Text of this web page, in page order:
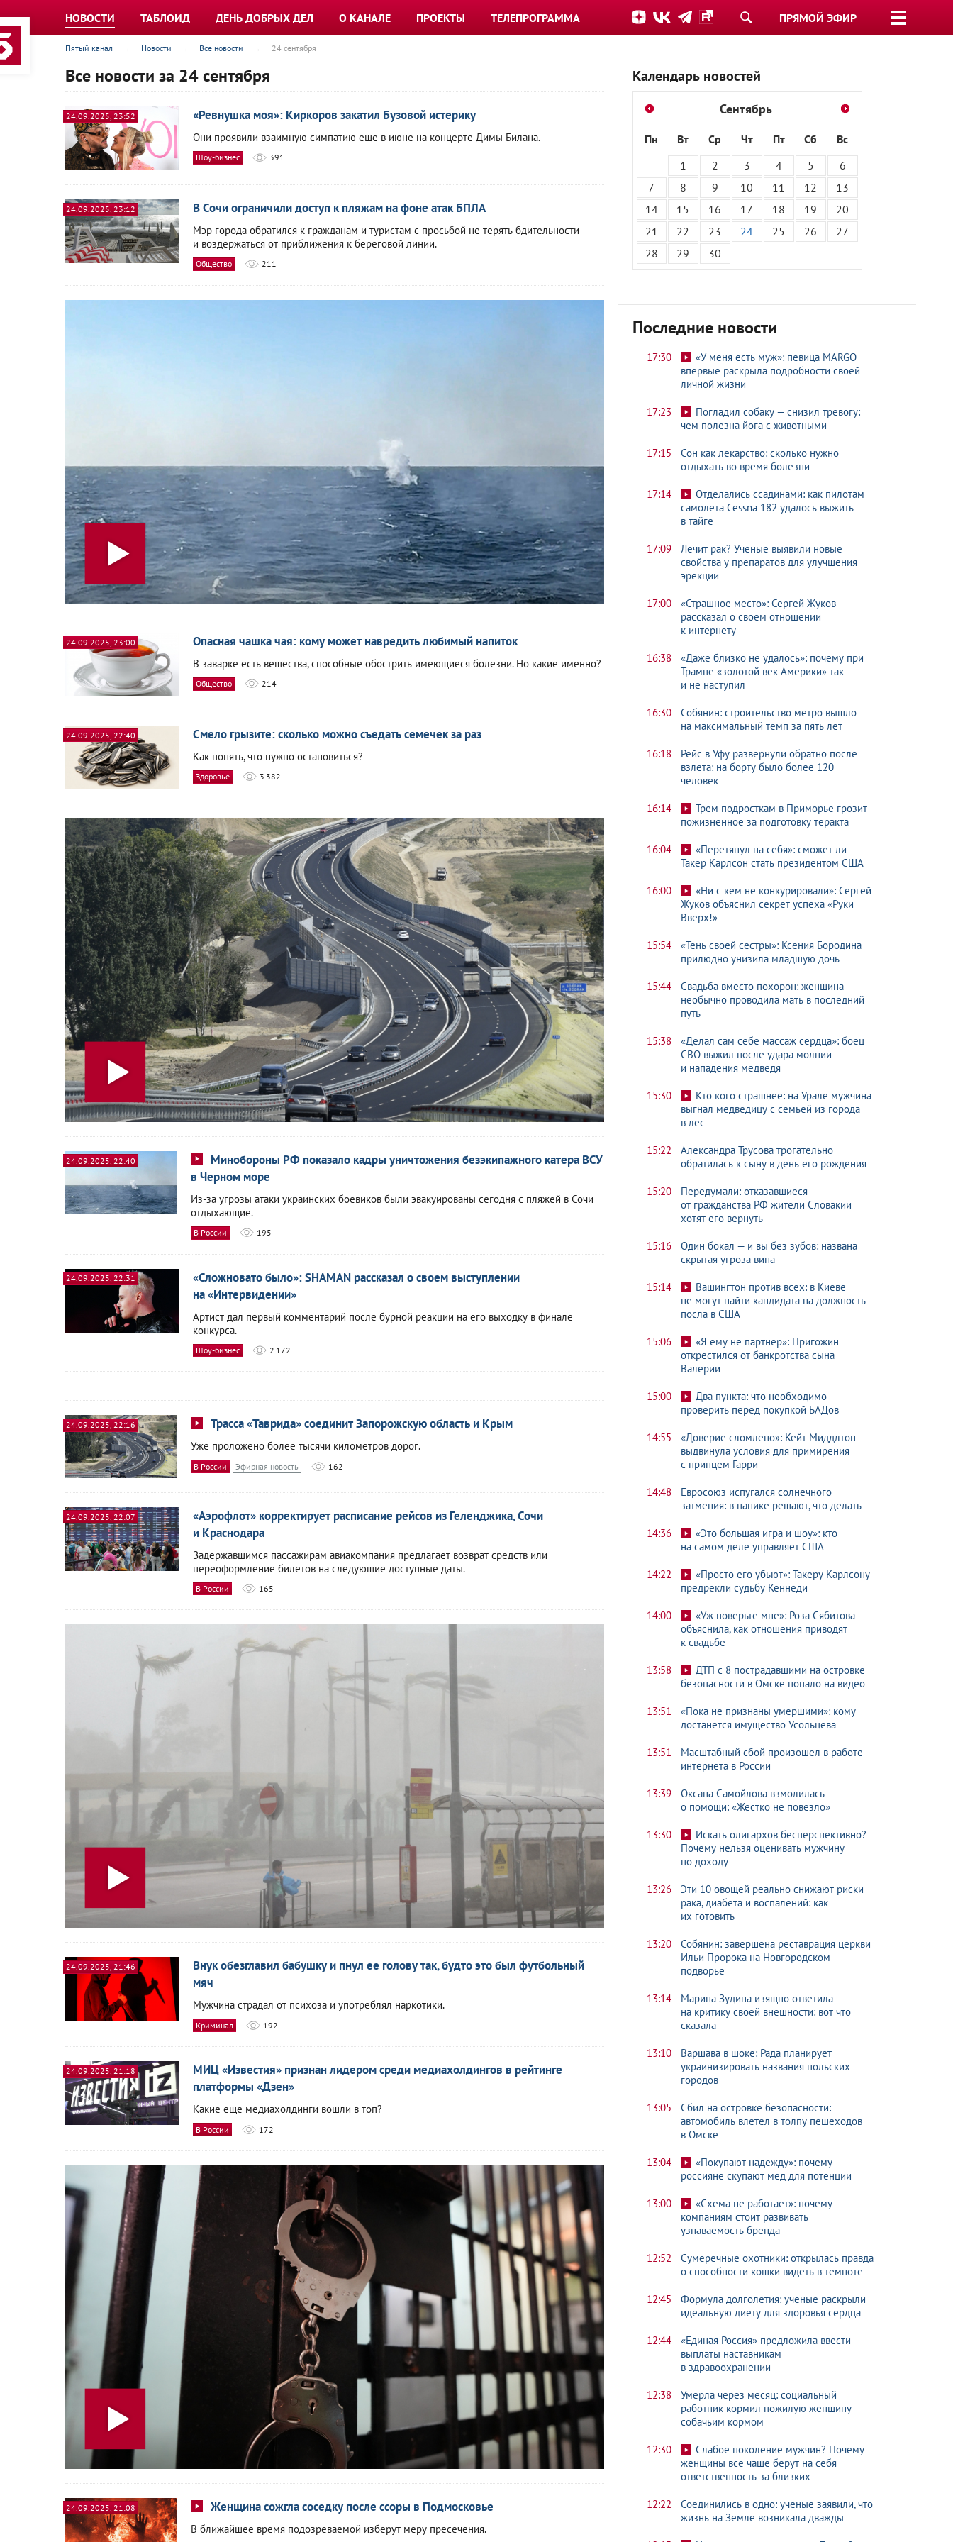
ПРЯМОЙ ЭФИР
НОВОСТИ ТАБЛОИД ДЕНЬ ДОБРЫХ ДЕЛ О КАНАЛЕ ПРОЕКТЫ ТЕЛЕПРОГРАММА
Пятый канал Новости Все новости 24 сентября
Все новости за 24 сентября
24.09.2025, 23:52 «Ревнушка моя»: Киркоров закатил Бузовой истерику
Они проявили взаимную симпатию еще в июне на концерте Димы Билана.
Шоу-бизнес 391
24.09.2025, 23:12 В Сочи ограничили доступ к пляжам на фоне атак БПЛА
Мэр города обратился к гражданам и туристам с просьбой не терять бдительности
и воздержаться от приближения к береговой линии.
Общество 211
24.09.2025, 23:00 Опасная чашка чая: кому может навредить любимый напиток
В заварке есть вещества, способные обострить имеющиеся болезни. Но какие именно?
Общество 214
24.09.2025, 22:40 Смело грызите: сколько можно съедать семечек за раз
Как понять, что нужно остановиться?
Здоровье 3 382
24.09.2025, 22:40
Минобороны РФ показало кадры уничтожения безэкипажного катера ВСУ
в Черном море
Из-за угрозы атаки украинских боевиков были эвакуированы сегодня с пляжей в Сочи
отдыхающие.
В России 195
24.09.2025, 22:31
«Сложновато было»: SНАМАN рассказал о своем выступлении
на «Интервидении»
Артист дал первый комментарий после бурной реакции на его выходку в финале
конкурса.
Шоу-бизнес 2 172
24.09.2025, 22:16 Трасса «Таврида» соединит Запорожскую область и Крым
Уже проложено более тысячи километров дорог.
В России Эфирная новость 162
24.09.2025, 22:07
«Аэрофлот» корректирует расписание рейсов из Геленджика, Сочи
и Краснодара
Задержавшимся пассажирам авиакомпания предлагает возврат средств или
переоформление билетов на следующие доступные даты.
В России 165
24.09.2025, 21:46
Внук обезглавил бабушку и пнул ее голову так, будто это был футбольный
мяч
Мужчина страдал от психоза и употреблял наркотики.
Криминал 192
24.09.2025, 21:18
МИЦ «Известия» признан лидером среди медиахолдингов в рейтинге
платформы «Дзен»
Какие еще медиахолдинги вошли в топ?
В России 172
24.09.2025, 21:08 Женщина сожгла соседку после ссоры в Подмосковье
В ближайшее время подозреваемой изберут меру пресечения.
Календарь новостей
Сентябрь
Пн Вт Ср Чт Пт Сб
Вс
1
2 3 4 5
6
7
8 9 10 11 12
13
14
15 16 17 18 19
20
21
22 23 24 25 26
27
28
29 30
Последние новости
17:30
«У меня есть муж»: певица MARGO
впервые раскрыла подробности своей
личной жизни
17:23
Погладил собаку — снизил тревогу:
чем полезна йога с животными
17:15
Сон как лекарство: сколько нужно
отдыхать во время болезни
17:14
Отделались ссадинами: как пилотам
самолета Cessna 182 удалось выжить
в тайге
17:09
Лечит рак? Ученые выявили новые
свойства у препаратов для улучшения
эрекции
17:00
«Страшное место»: Сергей Жуков
рассказал о своем отношении
к интернету
16:38
«Даже близко не удалось»: почему при
Трампе «золотой век Америки» так
и не наступил
16:30
Собянин: строительство метро вышло
на максимальный темп за пять лет
16:18
Рейс в Уфу развернули обратно после
взлета: на борту было более 120
человек
16:14
Трем подросткам в Приморье грозит
пожизненное за подготовку теракта
16:04
«Перетянул на себя»: сможет ли
Такер Карлсон стать президентом США
16:00
«Ни с кем не конкурировали»: Сергей
Жуков объяснил секрет успеха «Руки
Вверх!»
15:54
«Тень своей сестры»: Ксения Бородина
прилюдно унизила младшую дочь
15:44
Свадьба вместо похорон: женщина
необычно проводила мать в последний
путь
15:38
«Делал сам себе массаж сердца»: боец
СВО выжил после удара молнии
и нападения медведя
15:30
Кто кого страшнее: на Урале мужчина
выгнал медведицу с семьей из города
в лес
15:22
Александра Трусова трогательно
обратилась к сыну в день его рождения
15:20
Передумали: отказавшиеся
от гражданства РФ жители Словакии
хотят его вернуть
15:16
Один бокал — и вы без зубов: названа
скрытая угроза вина
15:14
Вашингтон против всех: в Киеве
не могут найти кандидата на должность
посла в США
15:06
«Я ему не партнер»: Пригожин
открестился от банкротства сына
Валерии
15:00
Два пункта: что необходимо
проверить перед покупкой БАДов
14:55
«Доверие сломлено»: Кейт Миддлтон
выдвинула условия для примирения
с принцем Гарри
14:48
Евросоюз испугался солнечного
затмения: в панике решают, что делать
14:36
«Это большая игра и шоу»: кто
на самом деле управляет США
14:22
«Просто его убьют»: Такеру Карлсону
предрекли судьбу Кеннеди
14:00
«Уж поверьте мне»: Роза Сябитова
объяснила, как отношения приводят
к свадьбе
13:58
ДТП с 8 пострадавшими на островке
безопасности в Омске попало на видео
13:51
«Пока не признаны умершими»: кому
достанется имущество Усольцева
13:51
Масштабный сбой произошел в работе
интернета в России
13:39
Оксана Самойлова взмолилась
о помощи: «Жестко не повезло»
13:30
Искать олигархов бесперспективно?
Почему нельзя оценивать мужчину
по доходу
13:26
Эти 10 овощей реально снижают риски
рака, диабета и воспалений: как
их готовить
13:20
Собянин: завершена реставрация церкви
Ильи Пророка на Новгородском
подворье
13:14
Марина Зудина изящно ответила
на критику своей внешности: вот что
сказала
13:10
Варшава в шоке: Рада планирует
украинизировать названия польских
городов
13:05
Сбил на островке безопасности:
автомобиль влетел в толпу пешеходов
в Омске
13:04
«Покупают надежду»: почему
россияне скупают мед для потенции
13:00
«Схема не работает»: почему
компаниям стоит развивать
узнаваемость бренда
12:52
Сумеречные охотники: открылась правда
о способности кошки видеть в темноте
12:45
Формула долголетия: ученые раскрыли
идеальную диету для здоровья сердца
12:44
«Единая Россия» предложила ввести
выплаты наставникам
в здравоохранении
12:38
Умерла через месяц: социальный
работник кормил пожилую женщину
собачьим кормом
12:30
Слабое поколение мужчин? Почему
женщины все чаще берут на себя
ответственность за близких
12:22
Соединились в одно: ученые заявили, что
жизнь на Земле возникала дважды